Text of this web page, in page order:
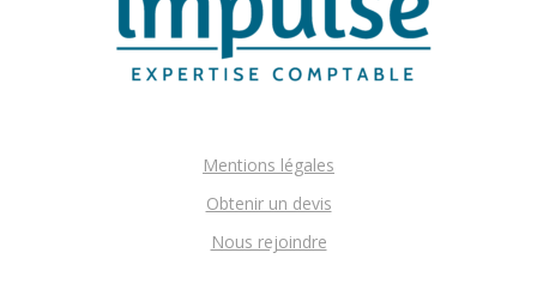
Mentions légales
Obtenir un devis
Nous rejoindre